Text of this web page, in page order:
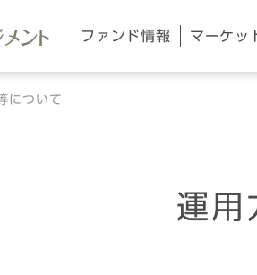
ファンド情報 マーケッ
について
運用